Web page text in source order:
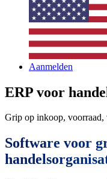
Aanmelden
ERP voor
Grip op inkoop, voorraad,
Software voor